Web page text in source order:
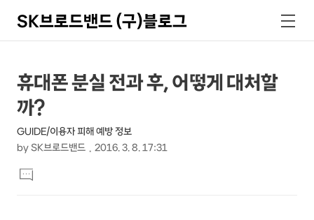
SK브로드밴드 (구)블로그
색
메
뉴
상
세
컨
텐
츠
본
문
제
목
휴대폰 분실 전과 후, 어떻게 대처할
까?
GUIDE/이용자 피해 예방 정보
by SK브로드밴드 2016. 3. 8. 17:31
문
댓
글